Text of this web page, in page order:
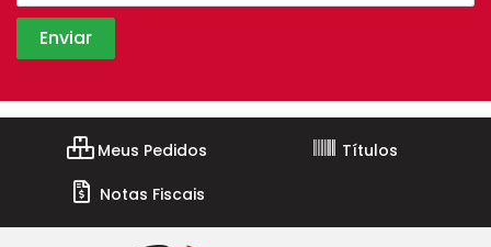
Meus Pedidos
Títulos
Notas Fiscais